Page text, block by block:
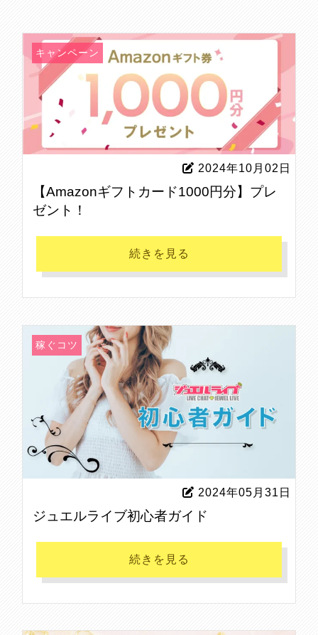
キャンペーン
2024年10月02日
【Amazonギフトカード1000円分】プレ
ゼント！
続きを見る
稼ぐコツ
2024年05月31日
ジュエルライブ初心者ガイド
続きを見る